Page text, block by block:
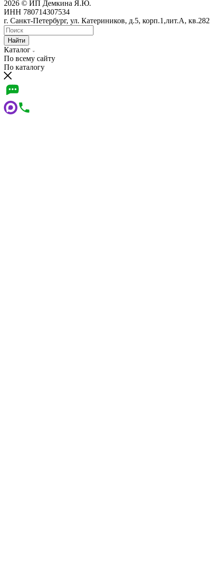
2026 © ИП Демкина Я.Ю.
ИНН 780714307534
г. Санкт-Петербург, ул. Катериников, д.5, корп.1,лит.А, кв.282
Найти
Каталог
По всему сайту
По каталогу